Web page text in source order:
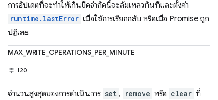
การอัปเดตที่จะทำให้เกินขีดจำกัดนี้จะล้มเหลวทันทีและตั้งค่า
runtime.lastError เมื่อใช้การเรียกกลับ หรือเมื่อ Promise ถูก
ปฏิเสธ
MAX_WRITE_OPERATIONS_PER_MINUTE
120
จำนวนสูงสุดของการดำเนินการ set , remove หรือ clear ที่